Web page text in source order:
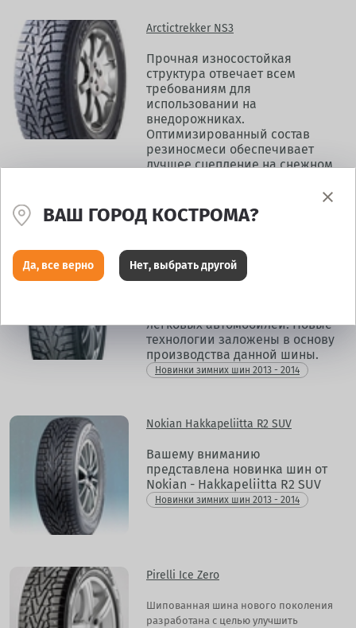
Arctictrekker NS3
Прочная износостойкая
структура отвечает всем
требованиям для
использовании на
внедорожниках.
Оптимизированный состав
резиносмеси обеспечивает
лучшее сцепление на снежном
Yokohama ice GUARD iG55
Новые шипованные шины
легковых автомобилей. Новые
технологии заложены в основу
производства данной шины.
Новинки зимних шин 2013 - 2014
Nokian Hakkapeliitta R2 SUV
Вашему вниманию
представлена новинка шин от
Nokian - Hakkapeliitta R2 SUV
Новинки зимних шин 2013 - 2014
Pirelli Ice Zero
Шипованная шина нового поколения
разработана с целью улучшить
ВАШ ГОРОД КОСТРОМА?
Да, все верно Нет, выбрать другой